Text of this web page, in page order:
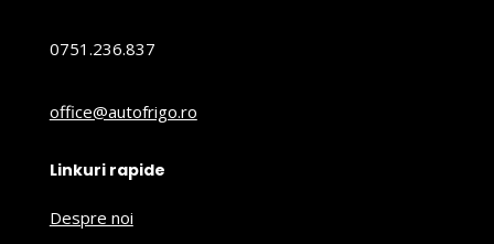
0751.236.837
office@autofrigo.ro
Linkuri rapide
Despre noi